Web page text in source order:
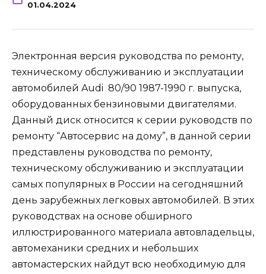
01.04.2024
Электронная версия руководства по ремонту,
техническому обслуживанию и эксплуатации
автомобилей Audi 80/90 1987-1990 г. выпуска,
оборудованных бензиновыми двигателями.
Данный диск относится к серии руководств по
ремонту “Автосервис на дому”, в данной серии
представлены руководства по ремонту,
техническому обслуживанию и эксплуатации
самых популярных в России на сегодняшний
день зарубежных легковых автомобилей. В этих
руководствах на основе обширного
иллюстрированного материала автовладельцы,
автомеханики средних и небольших
автомастерских найдут всю необходимую для